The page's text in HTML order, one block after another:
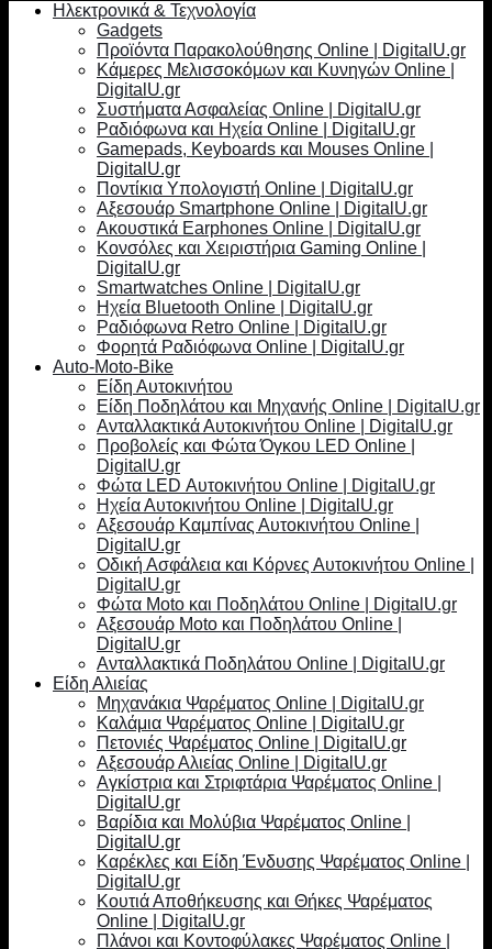
Ηλεκτρονικά & Τεχνολογία
Gadgets
Προϊόντα Παρακολούθησης Online | DigitalU.gr
Κάμερες Μελισσοκόμων και Κυνηγών Online |
DigitalU.gr
Συστήματα Ασφαλείας Online | DigitalU.gr
Ραδιόφωνα και Ηχεία Online | DigitalU.gr
Gamepads, Keyboards και Mouses Online |
DigitalU.gr
Ποντίκια Υπολογιστή Online | DigitalU.gr
Αξεσουάρ Smartphone Online | DigitalU.gr
Ακουστικά Earphones Online | DigitalU.gr
Κονσόλες και Χειριστήρια Gaming Online |
DigitalU.gr
Smartwatches Online | DigitalU.gr
Ηχεία Bluetooth Online | DigitalU.gr
Ραδιόφωνα Retro Online | DigitalU.gr
Φορητά Ραδιόφωνα Online | DigitalU.gr
Auto-Moto-Bike
Είδη Αυτοκινήτου
Είδη Ποδηλάτου και Μηχανής Online | DigitalU.gr
Ανταλλακτικά Αυτοκινήτου Online | DigitalU.gr
Προβολείς και Φώτα Όγκου LED Online |
DigitalU.gr
Φώτα LED Αυτοκινήτου Online | DigitalU.gr
Ηχεία Αυτοκινήτου Online | DigitalU.gr
Αξεσουάρ Καμπίνας Αυτοκινήτου Online |
DigitalU.gr
Οδική Ασφάλεια και Κόρνες Αυτοκινήτου Online |
DigitalU.gr
Φώτα Moto και Ποδηλάτου Online | DigitalU.gr
Αξεσουάρ Moto και Ποδηλάτου Online |
DigitalU.gr
Ανταλλακτικά Ποδηλάτου Online | DigitalU.gr
Είδη Αλιείας
Μηχανάκια Ψαρέματος Online | DigitalU.gr
Καλάμια Ψαρέματος Online | DigitalU.gr
Πετονιές Ψαρέματος Online | DigitalU.gr
Αξεσουάρ Αλιείας Online | DigitalU.gr
Αγκίστρια και Στριφτάρια Ψαρέματος Online |
DigitalU.gr
Βαρίδια και Μολύβια Ψαρέματος Online |
DigitalU.gr
Καρέκλες και Είδη Ένδυσης Ψαρέματος Online |
DigitalU.gr
Κουτιά Αποθήκευσης και Θήκες Ψαρέματος
Online | DigitalU.gr
Πλάνοι και Κοντοφύλακες Ψαρέματος Online |